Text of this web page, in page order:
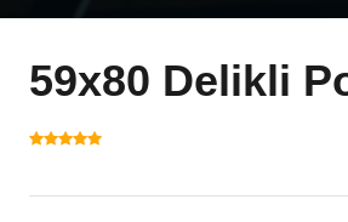
59x80 Delikli